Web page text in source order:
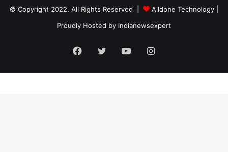
© Copyright 2022, All Rights Reserved | Alldone Technology
Proudly Hosted by Indianewsexpert
Facebook
Twitter YouTubeInstagram